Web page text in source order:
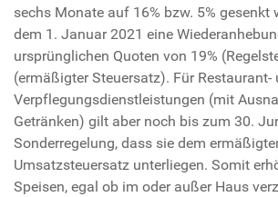
sechs Monate auf 16% bzw. 5% gesenkt
dem 1. Januar 2021 eine
ursprünglichen Quoten von 19%
(ermäßigter Steuersatz). Für Restaurant-
Verpflegungsdienstleistungen (mit
Getränken) gilt aber noch bis zum 30.
Sonderregelung, dass sie dem
Umsatzsteuersatz unterliegen. Somit
Speisen, egal ob im oder außer Haus